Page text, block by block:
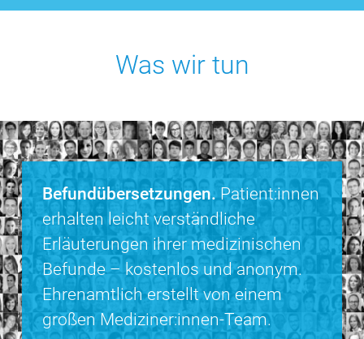
Was wir tun
Befundübersetzungen.Patient:innen
erhalten leicht verständ­liche
Erläuterungen ihrer medizinischen
Befunde – kostenlos und anonym.
Ehrenamtlich erstellt von einem
großen Mediziner:innen-Team.